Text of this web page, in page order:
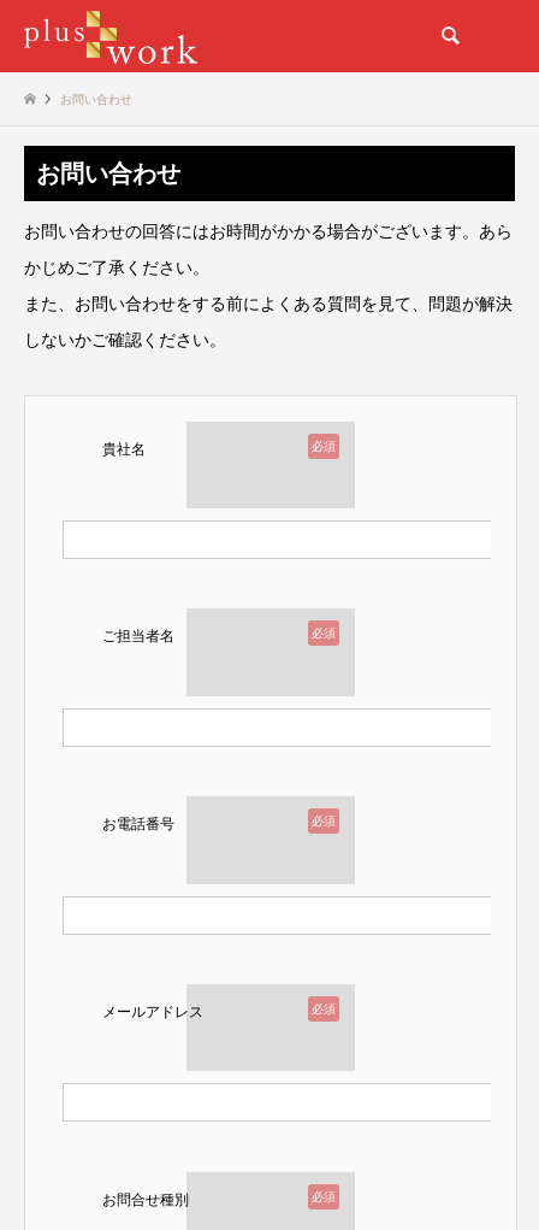
お問い合わせ
お問い合わせ
お問い合わせの回答にはお時間がかかる場合がございます。あら
かじめご了承ください。
また、お問い合わせをする前によくある質問を見て、問題が解決
しないかご確認ください。
必須
貴社名
必須
ご担当者名
必須
お電話番号
必須
メールアドレス
必須
お問合せ種別